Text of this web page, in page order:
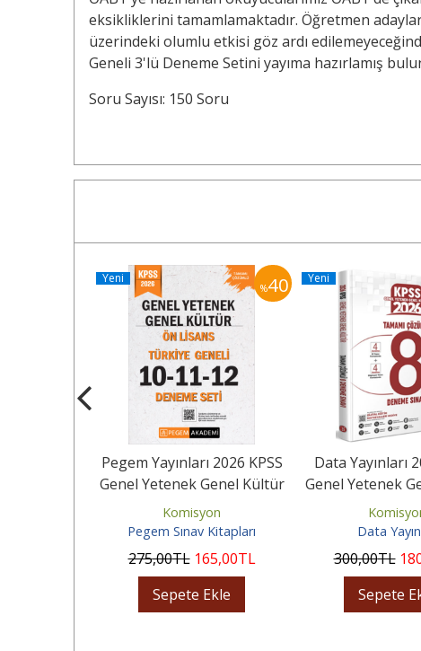
eksikliklerini tamamlamaktadır. Öğretmen
üzerindeki olumlu etkisi göz ardı
Geneli 3'lü Deneme Setini yayıma hazırlamış
Soru Sayısı: 150 Soru
%40
Yeni
Pegem Yayınları 2026 KPSS
Genel Yetenek Genel Kültür
Ön Lisans Tamamı...
Komisyon
Pegem Sınav Kitapları
275,00TL 165,00TL
Sepete Ekle
Yeni
Data Yayınları
Genel Yetenek
Tamamı
Data
300,00TL
Sepete